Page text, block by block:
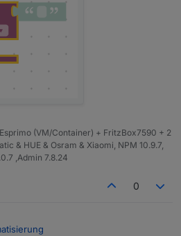
(VM/Container) + FritzBox7590 + 2
& HUE & Osram & Xiaomi, NPM 10.9.7,
,Admin 7.8.24
0